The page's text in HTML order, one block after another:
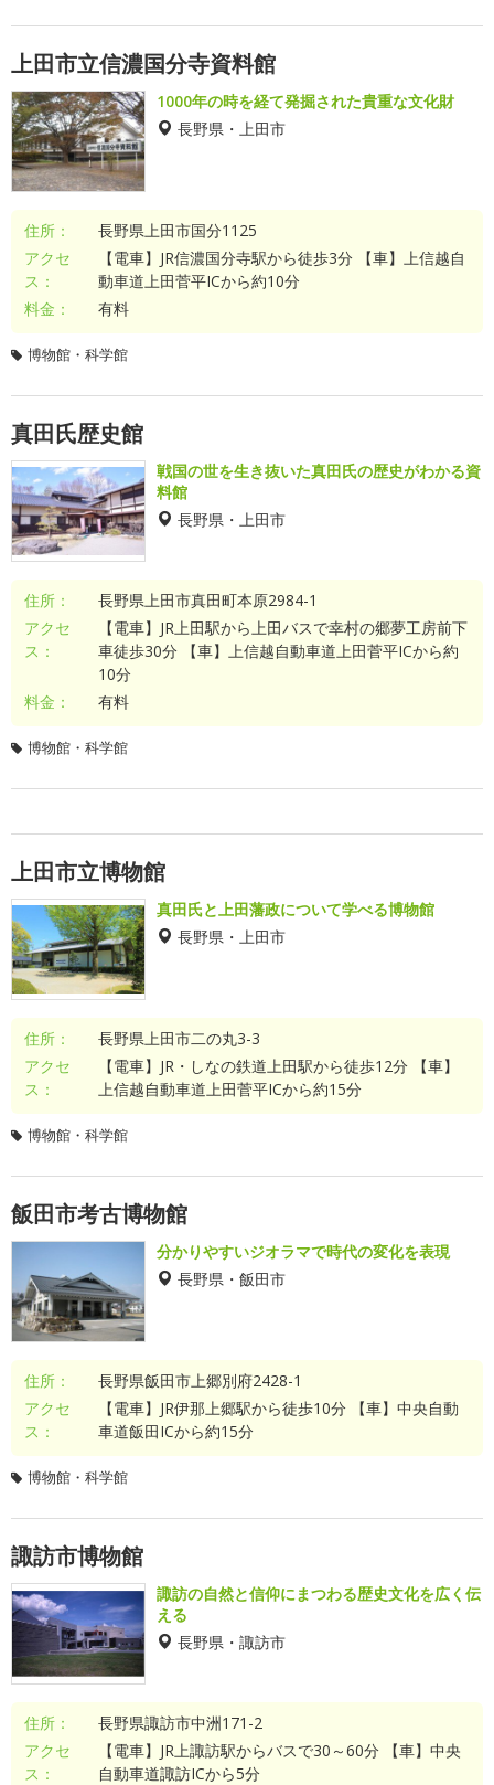
上田市立信濃国分寺資料館
1000年の時を経て発掘された貴重な文化財
長野県・上田市
住所：
長野県上田市国分1125
アクセ
ス：
【電車】JR信濃国分寺駅から徒歩3分 【車】上信越自
動車道上田菅平ICから約10分
料金：
有料
博物館・科学館
真田氏歴史館
戦国の世を生き抜いた真田氏の歴史がわかる資
料館
長野県・上田市
住所：
長野県上田市真田町本原2984-1
アクセ
ス：
【電車】JR上田駅から上田バスで幸村の郷夢工房前下
車徒歩30分 【車】上信越自動車道上田菅平ICから約
10分
料金：
有料
博物館・科学館
上田市立博物館
真田氏と上田藩政について学べる博物館
長野県・上田市
住所：
長野県上田市二の丸3-3
アクセ
ス：
【電車】JR・しなの鉄道上田駅から徒歩12分 【車】
上信越自動車道上田菅平ICから約15分
博物館・科学館
飯田市考古博物館
分かりやすいジオラマで時代の変化を表現
長野県・飯田市
住所：
長野県飯田市上郷別府2428-1
アクセ
ス：
【電車】JR伊那上郷駅から徒歩10分 【車】中央自動
車道飯田ICから約15分
博物館・科学館
諏訪市博物館
諏訪の自然と信仰にまつわる歴史文化を広く伝
える
長野県・諏訪市
住所：
長野県諏訪市中洲171-2
アクセ
ス：
【電車】JR上諏訪駅からバスで30～60分 【車】中央
自動車道諏訪ICから5分